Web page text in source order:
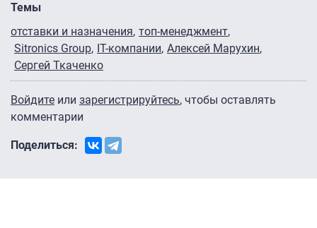
Темы
отставки и назначения топ-менеджмент
Sitronics Group
IT-компании Алексей Марухин
Сергей Ткаченко
Войдите или зарегистрируйтесь, чтобы оставлять
комментарии
Поделиться: